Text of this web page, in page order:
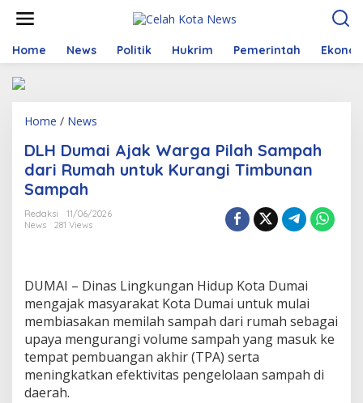
t
Home News Politik Hukrim Pemerintah
Home / News
H
D
u
a
k
a
r
g
a
P
i
DLH Dumai Ajak Warga Pilah Sampah
dari Rumah untuk Kurangi Timbunan
Sampah
Redaksi
11/06/2026
News
281 Views
DUMAI – Dinas Lingkungan Hidup Kota Dumai
mengajak masyarakat Kota Dumai untuk mulai
membiasakan memilah sampah dari rumah sebagai
upaya mengurangi volume sampah yang masuk ke
tempat pembuangan akhir (TPA) serta
meningkatkan efektivitas pengelolaan sampah di
daerah.